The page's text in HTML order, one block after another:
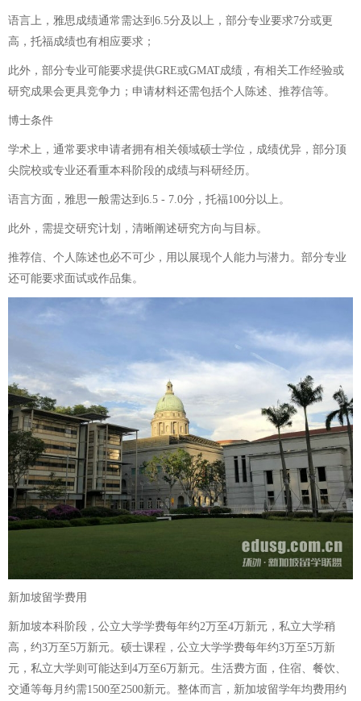
语言上，雅思成绩通常需达到6.5分及以上，部分专业要求7分或更
高，托福成绩也有相应要求；
此外，部分专业可能要求提供GRE或GMAT成绩，有相关工作经验或
研究成果会更具竞争力；申请材料还需包括个人陈述、推荐信等。
博士条件
学术上，通常要求申请者拥有相关领域硕士学位，成绩优异，部分顶
尖院校或专业还看重本科阶段的成绩与科研经历。
语言方面，雅思一般需达到6.5 - 7.0分，托福100分以上。
此外，需提交研究计划，清晰阐述研究方向与目标。
推荐信、个人陈述也必不可少，用以展现个人能力与潜力。部分专业
还可能要求面试或作品集。
新加坡留学费用
新加坡本科阶段，公立大学学费每年约2万至4万新元，私立大学稍
高，约3万至5万新元。硕士课程，公立大学学费每年约3万至5万新
元，私立大学则可能达到4万至6万新元。生活费方面，住宿、餐饮、
交通等每月约需1500至2500新元。整体而言，新加坡留学年均费用约